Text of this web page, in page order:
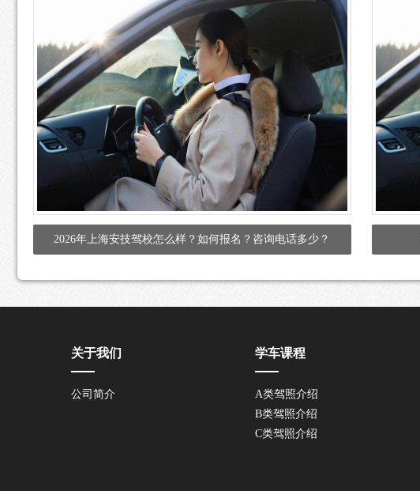
2026年上海安技驾校怎么样？如何报名？咨询电话多少？
关于我们
公司简介
学车课程
A类驾照介绍
B类驾照介绍
C类驾照介绍